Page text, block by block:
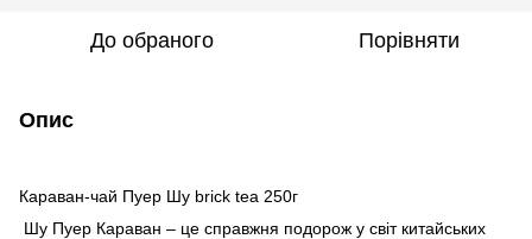
До обраного Порівняти
Опис
Караван-чай Пуер Шу brick tea 250г
Шу Пуер Караван – це справжня подорож у світ китайських